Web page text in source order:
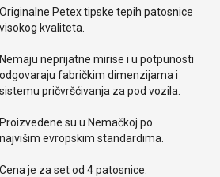
Originalne Petex tipske tepih patosnice
visokog kvaliteta.
Nemaju neprijatne mirise i u potpunosti
odgovaraju fabričkim dimenzijama i
sistemu pričvršćivanja za pod vozila.
Proizvedene su u Nemačkoj po
najvišim evropskim standardima.
Cena je za set od 4 patosnice.